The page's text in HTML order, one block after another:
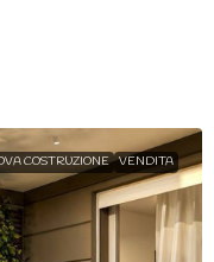
COSTRUZIONE VENDITA